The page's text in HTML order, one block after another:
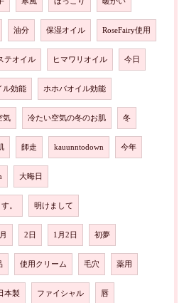
油分 保湿オイル RoseFairy使用
テオイル ヒマワリオイル 今日
ル効能 ホホバオイル効能
気 冷たい空気の冬のお肌 冬
師走 kauunntodown 今年
大晦日
。 明けまして
2日 1月2日 初夢
使用クリーム 毛穴 薬用
本製 ファイシャル 唇